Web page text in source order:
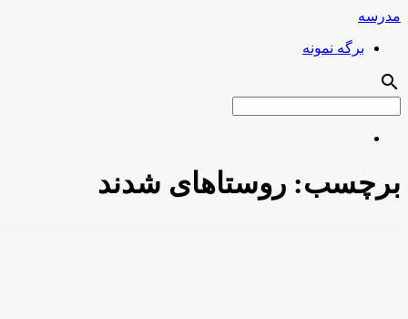
مدرسه
برگه نمونه
search
برچسب: روستاهای شدند